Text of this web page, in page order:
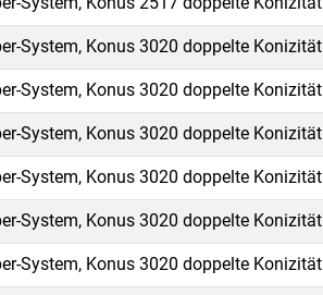
System, Konus 3020 doppelte Konizität
System, Konus 3020 doppelte Konizität
System, Konus 3020 doppelte Konizität
System, Konus 3020 doppelte Konizität
System, Konus 3020 doppelte Konizität
System, Konus 3020 doppelte Konizität